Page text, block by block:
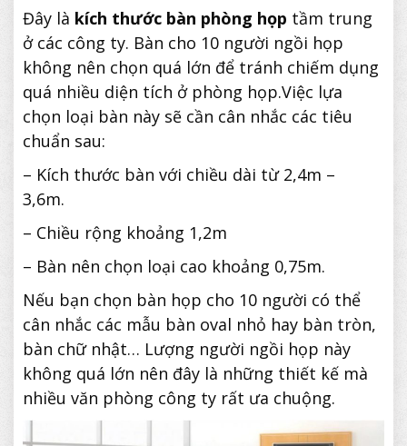
Đây là kích thước bàn phòng họp tầm trung
ở các công ty. Bàn cho 10 người ngồi họp
không nên chọn quá lớn để tránh chiếm dụng
quá nhiều diện tích ở phòng họp.Việc lựa
chọn loại bàn này sẽ cần cân nhắc các tiêu
chuẩn sau:
– Kích thước bàn với chiều dài từ 2,4m –
3,6m.
– Chiều rộng khoảng 1,2m
– Bàn nên chọn loại cao khoảng 0,75m.
Nếu bạn chọn bàn họp cho 10 người có thể
cân nhắc các mẫu bàn oval nhỏ hay bàn tròn,
bàn chữ nhật… Lượng người ngồi họp này
không quá lớn nên đây là những thiết kế mà
nhiều văn phòng công ty rất ưa chuộng.